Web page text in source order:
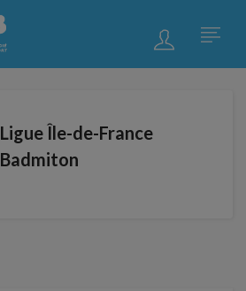
Ligue Île-de-France
Badmiton